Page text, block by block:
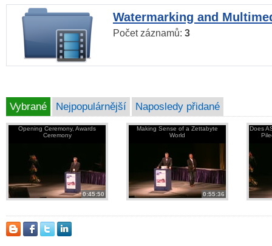
Watermarking and
Počet záznamů: 3
Vybrané Nejpopulárnější Naposledy přidané
Opening Ceremony, Awards
Ceremony
0:45:50
Making Sense of a Zettabyte
World
0:55:36
Does